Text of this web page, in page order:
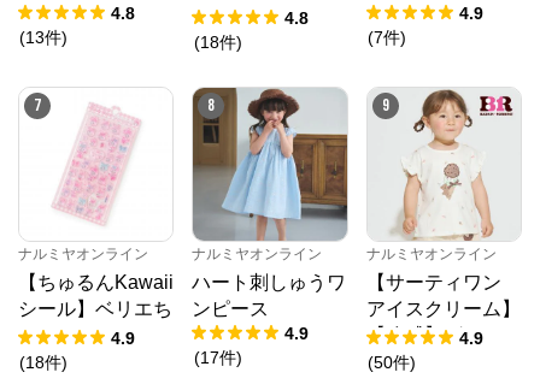
4.8
(13件)
ンフラワーキャッ
トワンピース
4.8
(18件)
4.9
(7件)
7
ナルミヤオンライン
【ちゅるんKawaii
シール】ベリエち
ゃん
4.9
(18件)
8
ナルミヤオンライン
ハート刺しゅうワ
ンピース
4.9
(17件)
9
ナルミヤオンライン
【サーティワン
アイスクリーム】
【冷感】グラフィ
ック半袖Tシャツ
4.9
(50件)
ナルミヤオンライン